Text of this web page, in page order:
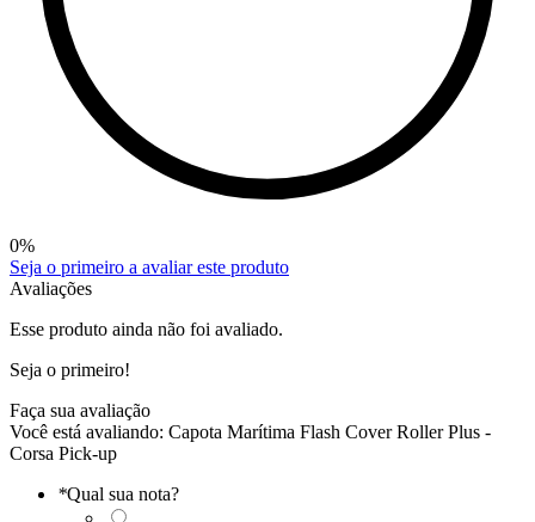
0%
Seja o primeiro a avaliar este produto
Avaliações
Esse produto ainda não foi avaliado.
Seja o primeiro!
Faça sua avaliação
Você está avaliando: Capota Marítima Flash Cover Roller Plus -
Corsa Pick-up
*Qual sua nota?